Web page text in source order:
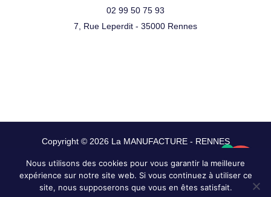
02 99 50 75 93
7, Rue Leperdit - 35000 Rennes
Copyright © 2026 La MANUFACTURE - RENNES
Nous utilisons des cookies pour vous garantir la meilleure
expérience sur notre site web. Si vous continuez à utiliser ce
site, nous supposerons que vous en êtes satisfait.